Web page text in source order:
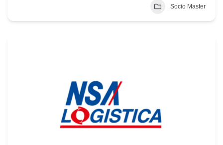
Socio Master